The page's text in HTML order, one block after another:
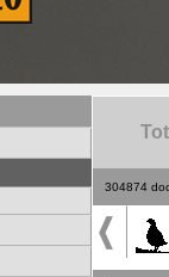
304874